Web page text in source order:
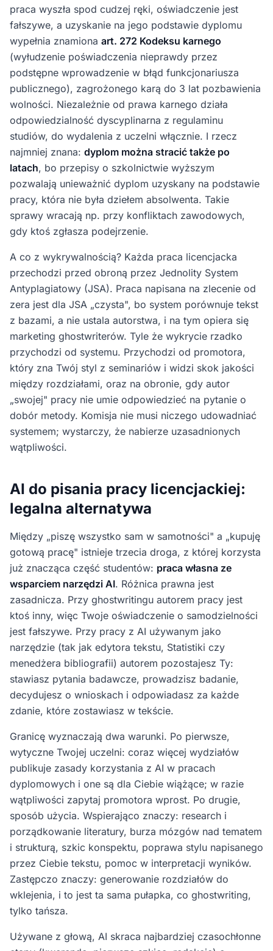
praca wyszła spod cudzej ręki, oświadczenie jest
fałszywe, a uzyskanie na jego podstawie dyplomu
wypełnia znamiona art. 272 Kodeksu karnego
(wyłudzenie poświadczenia nieprawdy przez
podstępne wprowadzenie w błąd funkcjonariusza
publicznego), zagrożonego karą do 3 lat pozbawienia
wolności. Niezależnie od prawa karnego działa
odpowiedzialność dyscyplinarna z regulaminu
studiów, do wydalenia z uczelni włącznie. I rzecz
najmniej znana: dyplom można stracić także po
latach, bo przepisy o szkolnictwie wyższym
pozwalają unieważnić dyplom uzyskany na podstawie
pracy, która nie była dziełem absolwenta. Takie
sprawy wracają np. przy konfliktach zawodowych,
gdy ktoś zgłasza podejrzenie.
A co z wykrywalnością? Każda praca licencjacka
przechodzi przed obroną przez Jednolity System
Antyplagiatowy (JSA). Praca napisana na zlecenie od
zera jest dla JSA „czysta", bo system porównuje tekst
z bazami, a nie ustala autorstwa, i na tym opiera się
marketing ghostwriterów. Tyle że wykrycie rzadko
przychodzi od systemu. Przychodzi od promotora,
który zna Twój styl z seminariów i widzi skok jakości
między rozdziałami, oraz na obronie, gdy autor
„swojej" pracy nie umie odpowiedzieć na pytanie o
dobór metody. Komisja nie musi niczego udowadniać
systemem; wystarczy, że nabierze uzasadnionych
wątpliwości.
AI do pisania pracy licencjackiej:
legalna alternatywa
Między „piszę wszystko sam w samotności" a „kupuję
gotową pracę" istnieje trzecia droga, z której korzysta
już znacząca część studentów: praca własna ze
wsparciem narzędzi AI. Różnica prawna jest
zasadnicza. Przy ghostwritingu autorem pracy jest
ktoś inny, więc Twoje oświadczenie o samodzielności
jest fałszywe. Przy pracy z AI używanym jako
narzędzie (tak jak edytora tekstu, Statistiki czy
menedżera bibliografii) autorem pozostajesz Ty:
stawiasz pytania badawcze, prowadzisz badanie,
decydujesz o wnioskach i odpowiadasz za każde
zdanie, które zostawiasz w tekście.
Granicę wyznaczają dwa warunki. Po pierwsze,
wytyczne Twojej uczelni: coraz więcej wydziałów
publikuje zasady korzystania z AI w pracach
dyplomowych i one są dla Ciebie wiążące; w razie
wątpliwości zapytaj promotora wprost. Po drugie,
sposób użycia. Wspierająco znaczy: research i
porządkowanie literatury, burza mózgów nad tematem
i strukturą, szkic konspektu, poprawa stylu napisanego
przez Ciebie tekstu, pomoc w interpretacji wyników.
Zastępczo znaczy: generowanie rozdziałów do
wklejenia, i to jest ta sama pułapka, co ghostwriting,
tylko tańsza.
Używane z głową, AI skraca najbardziej czasochłonne